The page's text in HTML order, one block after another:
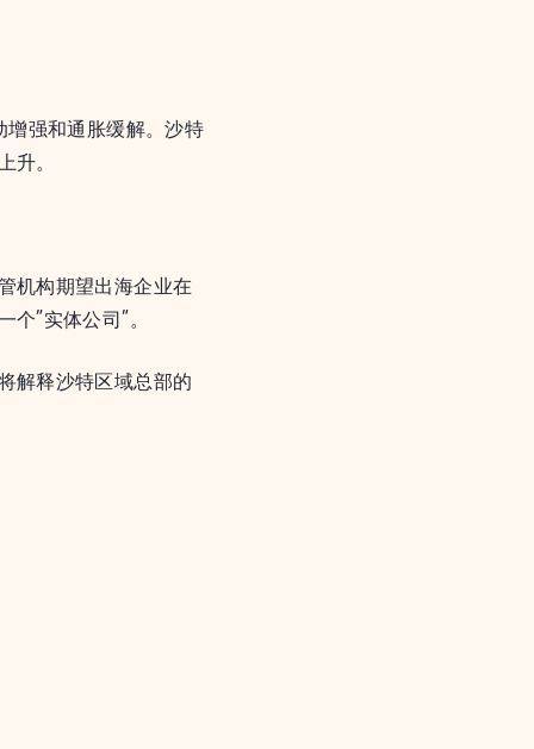
强和通胀缓解。沙特
。
机构期望出海企业在
”实体公司”。
解释沙特区域总部的